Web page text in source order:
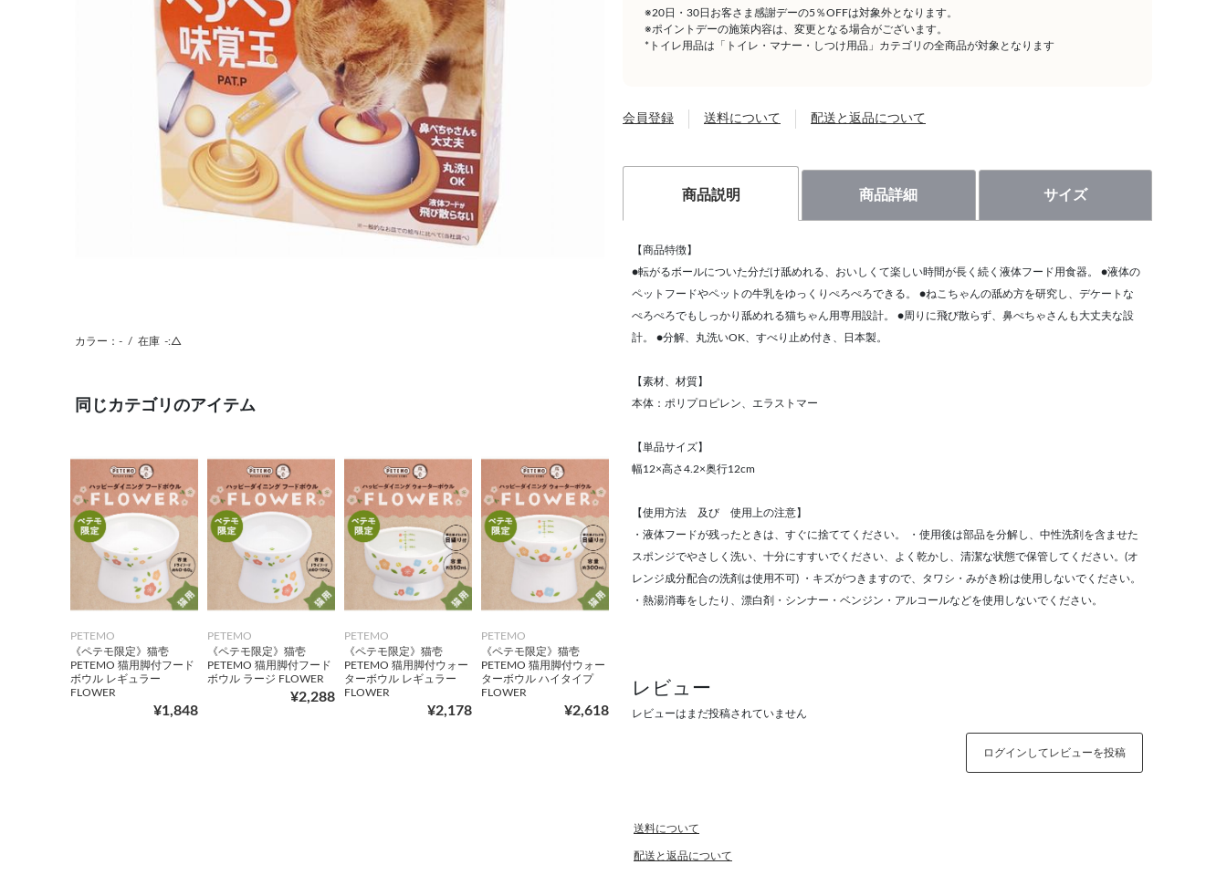
カラー：- / 在庫 -:△
同じカテゴリのアイテム
PETEMO
《ペテモ限定》猫壱
PETEMO 猫用脚付フード
ボウル レギュラー
FLOWER
¥1,848
PETEMO
《ペテモ限定》猫壱
PETEMO 猫用脚付フード
ボウル ラージ FLOWER
¥2,288
PETEMO
《ペテモ限定》猫壱
PETEMO 猫用脚付ウォー
ターボウル レギュラー
FLOWER
¥2,178
PETEMO
《ペテモ限定》猫壱
PETEMO 猫用脚付ウォー
ターボウル ハイタイプ
FLOWER
¥2,618
※20日・30日お客さま感謝デーの5％OFFは対象外となります。
※ポイントデーの施策内容は、変更となる場合がございます。
*トイレ用品は「トイレ・マナー・しつけ用品」カテゴリの全商品が対象となります
会員登録 送料について 配送と返品について
商品説明 商品詳細 サイズ
【商品特徴】
●転がるボールについた分だけ舐めれる、おいしくて楽しい時間が長く続く液体フード用食器。 ●液体の
ペットフードやペットの牛乳をゆっくりぺろぺろできる。 ●ねこちゃんの舐め方を研究し、デケートな
ぺろぺろでもしっかり舐めれる猫ちゃん用専用設計。 ●周りに飛び散らず、鼻ぺちゃさんも大丈夫な設
計。 ●分解、丸洗いOK、すべり止め付き、日本製。
【素材、材質】
本体：ポリプロピレン、エラストマー
【単品サイズ】
幅12×高さ4.2×奥行12cm
【使用方法 及び 使用上の注意】
・液体フードが残ったときは、すぐに捨ててください。 ・使用後は部品を分解し、中性洗剤を含ませた
スポンジでやさしく洗い、十分にすすいでください、よく乾かし、清潔な状態で保管してください。(オ
レンジ成分配合の洗剤は使用不可) ・キズがつきますので、タワシ・みがき粉は使用しないでください。
・熱湯消毒をしたり、漂白剤・シンナー・ベンジン・アルコールなどを使用しないでください。
レビュー
レビューはまだ投稿されていません
ログインしてレビューを投稿
送料について
配送と返品について